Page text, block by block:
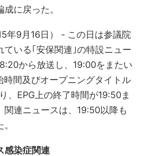
に戻った。
年9月16日） - この日は参議院
ている｢安保関連｣の特設ニュー
から放送し、19:00をまたい
時間及びオープニングタイトル
、EPG上の終了時間が19:50ま
関連ニュースは、19:50以降も
感染症関連